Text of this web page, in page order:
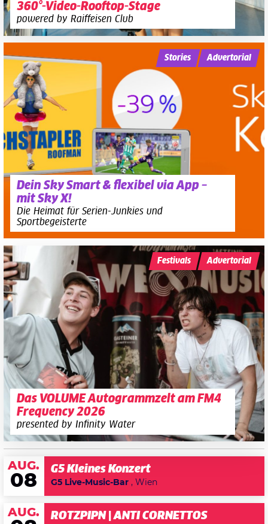
360°-Video-Rooftop-Stage
powered by Raiffeisen Club
Dein Sky Smart & flexibel via App –
mit Sky X!
Die Heimat für Serien-Junkies und
Sportbegeisterte
Stories Advertorial
Das VOLUME Autogrammzelt am FM4
Frequency 2026
presented by Infinity Water
Festivals Advertorial
AUG.
08
G5 Kleines Konzert
G5 Live-Music-Bar , Wien
AUG. ROTZPIPN | ANTI CORNETTOS